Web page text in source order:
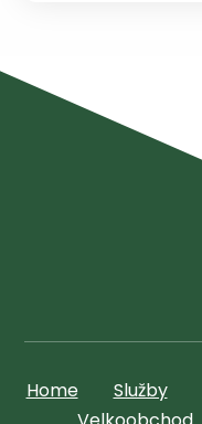
Home Služby